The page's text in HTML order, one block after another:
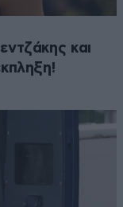
και